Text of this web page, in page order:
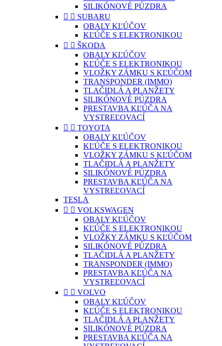
SILIKÓNOVÉ PÚZDRA
  SUBARU
OBALY KĽÚČOV
KĽÚČE S ELEKTRONIKOU
  ŠKODA
OBALY KĽÚČOV
KĽÚČE S ELEKTRONIKOU
VLOŽKY ZÁMKU S KĽÚČOM
TRANSPONDER (IMMO)
TLAČIDLÁ A PLANŽETY
SILIKÓNOVÉ PÚZDRA
PRESTAVBA KĽÚČA NA
VYSTREĽOVACÍ
  TOYOTA
OBALY KĽÚČOV
KĽÚČE S ELEKTRONIKOU
VLOŽKY ZÁMKU S KĽÚČOM
TLAČIDLÁ A PLANŽETY
SILIKÓNOVÉ PÚZDRA
PRESTAVBA KĽÚČA NA
VYSTREĽOVACÍ
TESLA
  VOLKSWAGEN
OBALY KĽÚČOV
KĽÚČE S ELEKTRONIKOU
VLOŽKY ZÁMKU S KĽÚČOM
SILIKÓNOVÉ PÚZDRA
TLAČIDLÁ A PLANŽETY
TRANSPONDER (IMMO)
PRESTAVBA KĽÚČA NA
VYSTREĽOVACÍ
  VOLVO
OBALY KĽÚČOV
KĽÚČE S ELEKTRONIKOU
TLAČIDLÁ A PLANŽETY
SILIKÓNOVÉ PÚZDRA
PRESTAVBA KĽÚČA NA